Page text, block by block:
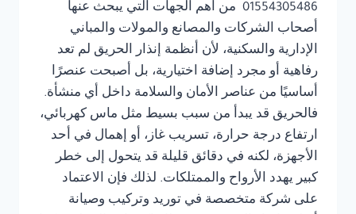
01554305486 من أهم الجهات التي يبحث عنها
أصحاب الشركات والمصانع والمولات والمباني
الإدارية والسكنية، لأن أنظمة إنذار الحريق لم تعد
رفاهية أو مجرد إضافة اختيارية، بل أصبحت عنصرًا
أساسيًا من عناصر الأمان والسلامة داخل أي منشأة.
فالحريق قد يبدأ من سبب بسيط مثل ماس كهربائي،
ارتفاع درجة حرارة، تسريب غاز، أو إهمال في أحد
الأجهزة، لكنه في دقائق قليلة قد يتحول إلى خطر
كبير يهدد الأرواح والممتلكات. لذلك فإن الاعتماد
على شركة متخصصة في توريد وتركيب وصيانة